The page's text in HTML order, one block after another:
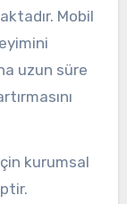
Mobil
uzun süre
kurumsal